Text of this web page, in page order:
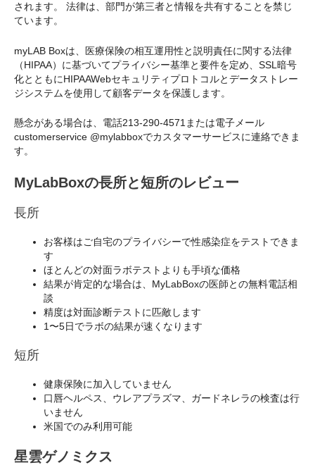
されます。 法律は、部門が第三者と情報を共有することを禁じ
ています。
myLAB Boxは、医療保険の相互運用性と説明責任に関する法律
（HIPAA）に基づいてプライバシー基準と要件を定め、SSL暗号
化とともにHIPAAWebセキュリティプロトコルとデータストレー
ジシステムを使用して顧客データを保護します。
懸念がある場合は、電話213-290-4571または電子メール
customerservice @mylabboxでカスタマーサービスに連絡できま
す。
MyLabBoxの長所と短所のレビュー
長所
お客様はご自宅のプライバシーで性感染症をテストできま
す
ほとんどの対面ラボテストよりも手頃な価格
結果が肯定的な場合は、MyLabBoxの医師との無料電話相
談
精度は対面診断テストに匹敵します
1〜5日でラボの結果が速くなります
短所
健康保険に加入していません
口唇ヘルペス、ウレアプラズマ、ガードネレラの検査は行
いません
米国でのみ利用可能
星雲ゲノミクス